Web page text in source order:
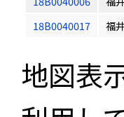
18B0040017
福
地図表